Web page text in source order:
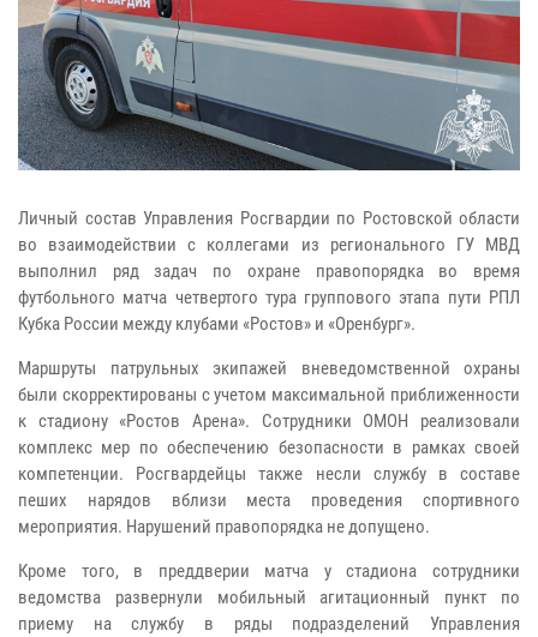
Личный состав Управления Росгвардии по Ростовской области
во взаимодействии с коллегами из регионального ГУ МВД
выполнил ряд задач по охране правопорядка во время
футбольного матча четвертого тура группового этапа пути РПЛ
Кубка России между клубами «Ростов» и «Оренбург».
Маршруты патрульных экипажей вневедомственной охраны
были скорректированы с учетом максимальной приближенности
к стадиону «Ростов Арена». Сотрудники ОМОН реализовали
комплекс мер по обеспечению безопасности в рамках своей
компетенции. Росгвардейцы также несли службу в составе
пеших нарядов вблизи места проведения спортивного
мероприятия. Нарушений правопорядка не допущено.
Кроме того, в преддверии матча у стадиона сотрудники
ведомства развернули мобильный агитационный пункт по
приему на службу в ряды подразделений Управления